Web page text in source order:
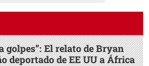
golpes”: El relato de Bryan
deportado de EE UU a África